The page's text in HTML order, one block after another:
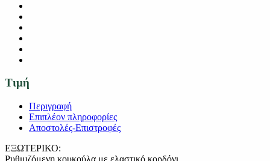
Τιμή
Περιγραφή
Επιπλέον πληροφορίες
Αποστολές-Επιστροφές
ΕΞΩΤΕΡΙΚΟ:
Ρυθμιζόμενη κουκούλα με ελαστικό κορδόνι